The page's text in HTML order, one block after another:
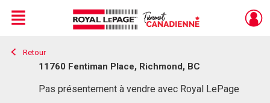
Live
En Direct
Menu
Retour
11760 Fentiman Place, Richmond, BC
Pas présentement à vendre avec Royal LePage